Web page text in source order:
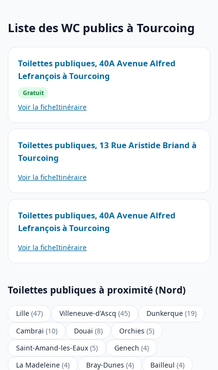
Liste des WC publics à Tourcoing
Toilettes publiques, 40A Avenue Alfred
Lefrançois à Tourcoing
Gratuit
Voir la ficheItinéraire
Toilettes publiques, 13 Rue Aristide Briand à
Tourcoing
Voir la ficheItinéraire
Toilettes publiques, 40A Avenue Alfred
Lefrançois à Tourcoing
Voir la ficheItinéraire
Toilettes publiques à proximité (Nord)
Lille (47) Villeneuve-d'Ascq (45) Dunkerque (19)
Cambrai (10) Douai (8) Orchies (5)
Saint-Amand-les-Eaux (5) Genech (4)
La Madeleine (4) Bray-Dunes (4) Bailleul (4)